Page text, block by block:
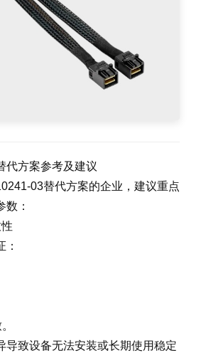
代方案参考及建议
03替代方案的企业，建议重点
数：
：
导致设备无法安装或长期使用稳定